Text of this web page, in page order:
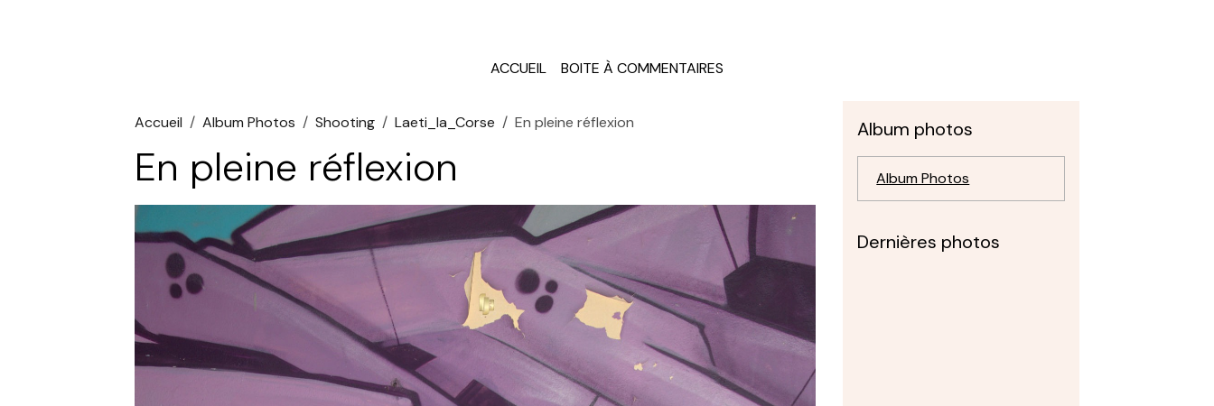
ACCUEIL BOITE À COMMENTAIRES
Accueil Album Photos Shooting Laeti_la_Corse En pleine réflexion
En pleine réflexion
Album photos
Album Photos
Dernières photos